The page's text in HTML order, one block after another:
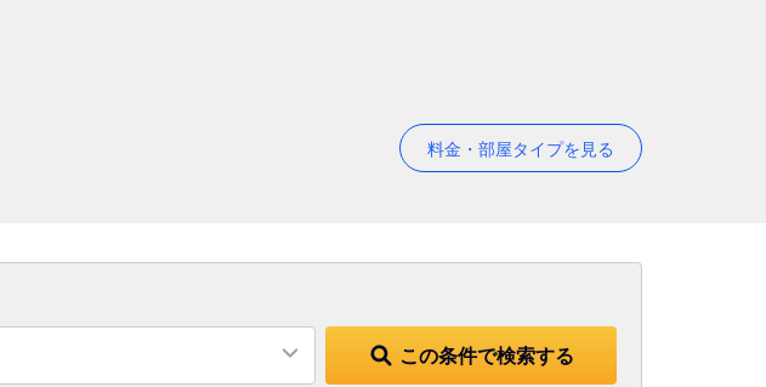
料金・部屋タイプを見る
この条件で検索する